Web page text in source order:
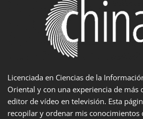
Licenciada en Ciencias de la
Oriental y con una experiencia de más
editor de vídeo en televisión. Esta
recopilar y ordenar mis conocimientos